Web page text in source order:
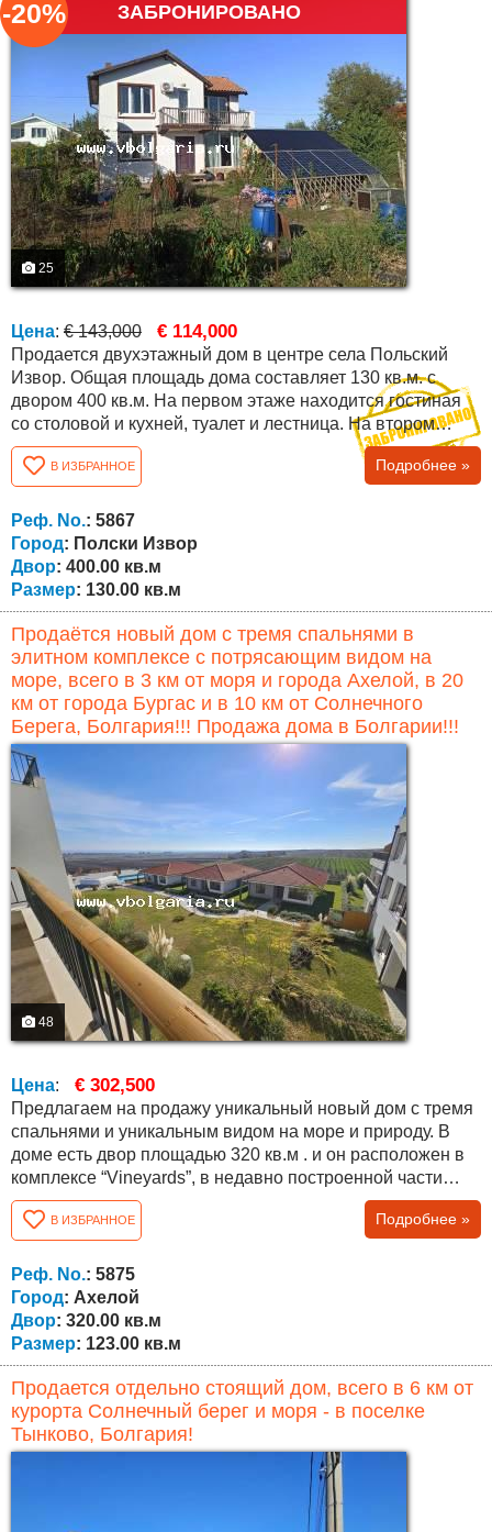
ЗАБРОНИРОВАНО
25
-20%
Цена: € 143,000 € 114,000
Продается двухэтажный дом в центре села Польский
Извор. Общая площадь дома составляет 130 кв.м. с
двором 400 кв.м. На первом этаже находится гостиная
со столовой и кухней, туалет и лестница. На втором
этаже имеются две спальни и ванная комната с
туалетом. Весь дом снаружи гидроизолирован,
отапливается камином с водяной рубашкой и
радиаторами, санитарные узлы подключены к
центральной канализации. Во дворе также
установлена...
В ИЗБРАННОЕ Подробнее »
Реф. No.: 5867
Город: Полски Извор
Двор: 400.00 кв.м
Размер: 130.00 кв.м
Продаётся новый дом с тремя спальнями в
элитном комплексе с потрясающим видом на
море, всего в 3 км от моря и города Ахелой, в 20
км от города Бургас и в 10 км от Солнечного
Берега, Болгария!!! Продажа дома в Болгарии!!!
48
Цена: € 302,500
Предлагаем на продажу уникальный новый дом с тремя
спальнями и уникальным видом на море и природу. В
доме есть двор площадью 320 кв.м . и он расположен в
комплексе “Vineyards”, в недавно построенной части
“Panorama Vineyards”. Общая площадь дома составляет
112,8 кв.м., распределенных между большой гостиной с
высотой потолков 4,5 м, тремя спальнями, коридором,
двумя ванными комнатами, хозяйственным
помещением и верандой, во всех комнатах высота...
В ИЗБРАННОЕ Подробнее »
Реф. No.: 5875
Город: Ахелой
Двор: 320.00 кв.м
Размер: 123.00 кв.м
Продается отдельно стоящий дом, всего в 6 км от
курорта Солнечный берег и моря - в поселке
Тынково, Болгария!